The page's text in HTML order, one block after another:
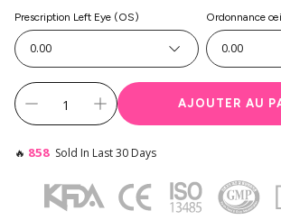
Prescription Left Eye (OS)
0.00
Ordonnance
0.00
AJOUTER AU
🔥 858 Sold In Last 30 Days